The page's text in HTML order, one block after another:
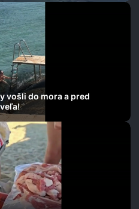
vošli do mora a pred